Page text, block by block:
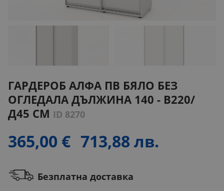
ГАРДЕРОБ АЛФА ПВ БЯЛО БЕЗ
ОГЛЕДАЛА ДЪЛЖИНА 140 - В220/
Д45 СМ ID 8270
365,00 € 713,88 лв.
Безплатна доставка